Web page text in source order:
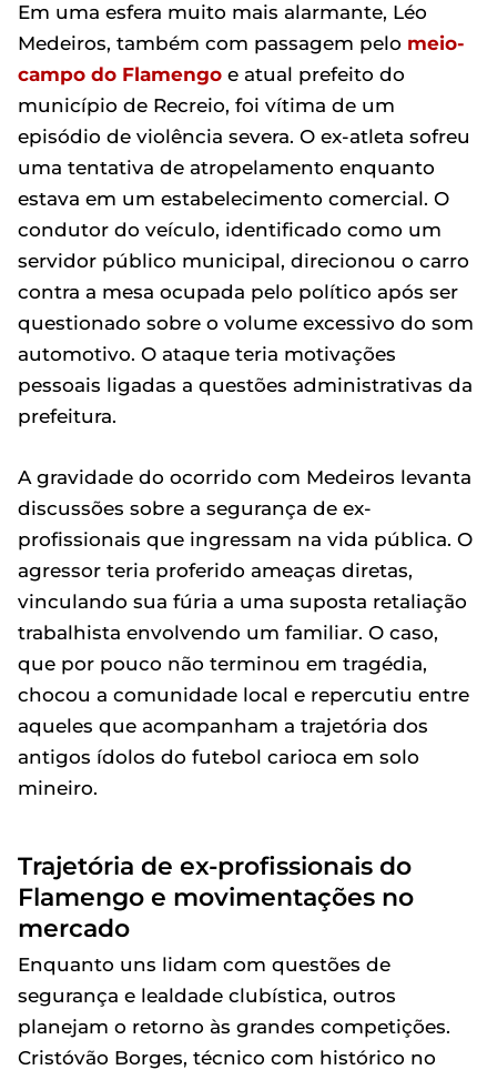
Em uma esfera muito mais alarmante, Léo
Medeiros, também com passagem pelo meio-
campo do Flamengo e atual prefeito do
município de Recreio, foi vítima de um
episódio de violência severa. O ex-atleta sofreu
uma tentativa de atropelamento enquanto
estava em um estabelecimento comercial. O
condutor do veículo, identificado como um
servidor público municipal, direcionou o carro
contra a mesa ocupada pelo político após ser
questionado sobre o volume excessivo do som
automotivo. O ataque teria motivações
pessoais ligadas a questões administrativas da
prefeitura.
A gravidade do ocorrido com Medeiros levanta
discussões sobre a segurança de ex-
profissionais que ingressam na vida pública. O
agressor teria proferido ameaças diretas,
vinculando sua fúria a uma suposta retaliação
trabalhista envolvendo um familiar. O caso,
que por pouco não terminou em tragédia,
chocou a comunidade local e repercutiu entre
aqueles que acompanham a trajetória dos
antigos ídolos do futebol carioca em solo
mineiro.
Trajetória de ex-profissionais do
Flamengo e movimentações no
mercado
Enquanto uns lidam com questões de
segurança e lealdade clubística, outros
planejam o retorno às grandes competições.
Cristóvão Borges, técnico com histórico no